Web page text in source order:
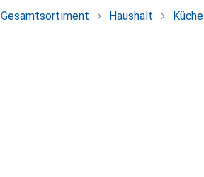
Gesamtsortiment Haushalt Küche